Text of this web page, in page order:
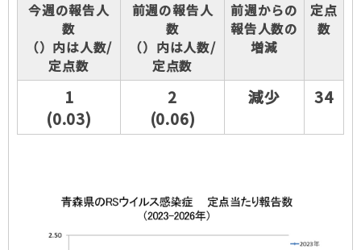
今週の報告人
数
（）内は人数/
定点数
前週の報告人
数
（）内は人数/
定点数
前週からの
報告人数の
増減
定点
数
1
(0.03)
2
(0.06)
減少 34